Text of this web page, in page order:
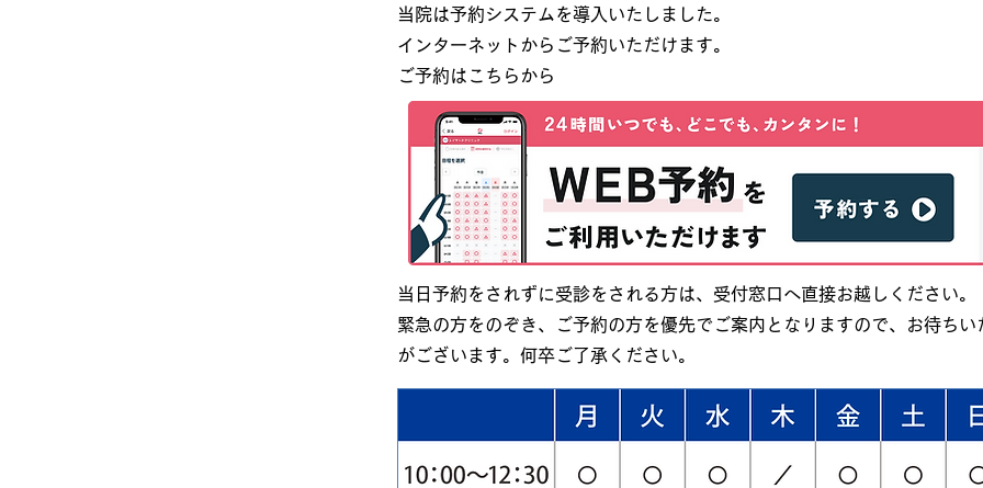
当院は予約システムを導入いたしました。
インターネットからご予約いただけます。
ご予約はこちらから
当日予約をされずに受診をされる方は、受付窓口へ直接お越しください。
緊急の方をのぞき、ご予約の方を優先でご案内となりますので、お待ちい
がございます。何卒ご了承ください。